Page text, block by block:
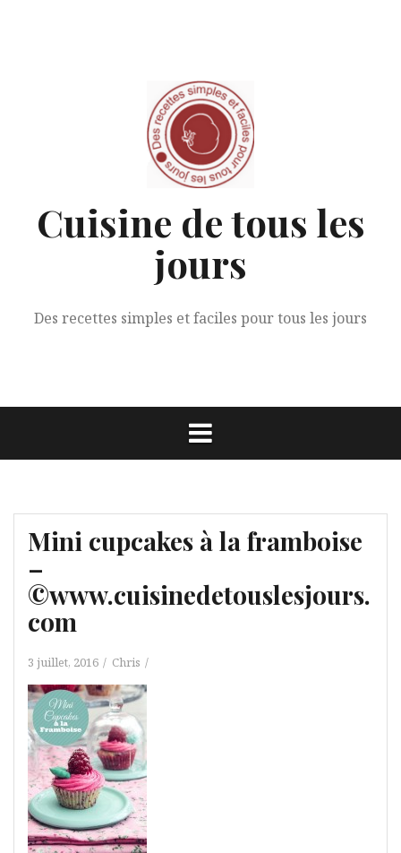
Cuisine de tous les
jours
Des recettes simples et faciles pour tous les jours
Mini cupcakes à la framboise
–
©www.cuisinedetouslesjours.
com
3 juillet, 2016 Chris